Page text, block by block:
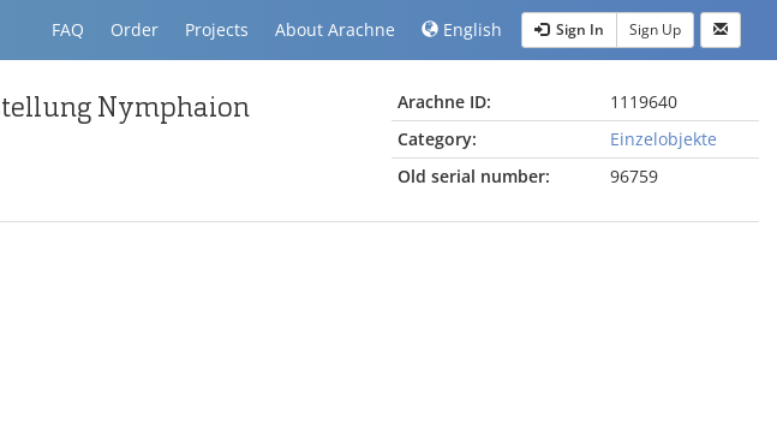
FAQ Order Projects About Arachne English Sign In Sign Up
Nymphaion Arachne ID:
1119640
Category:
Einzelobjekte
Old serial number:
96759